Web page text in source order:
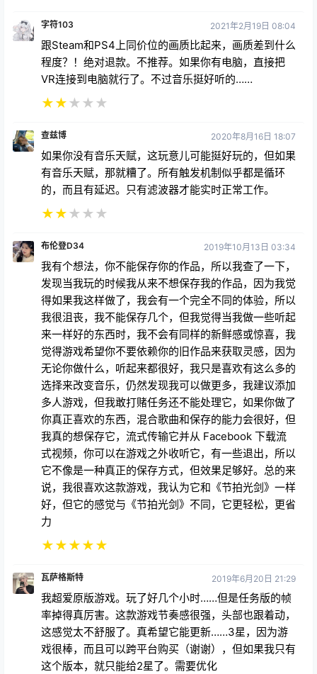
字符103 2021年2月19日 08:04
跟Steam和PS4上同价位的画质比起来，画质差到什么
程度？！绝对退款。不推荐。如果你有电脑，直接把
VR连接到电脑就行了。不过音乐挺好听的……
★★★ ★ ★
查兹博 2020年8月16日 18:07
如果你没有音乐天赋，这玩意儿可能挺好玩的，但如果
有音乐天赋，那就糟了。所有触发机制似乎都是循环
的，而且有延迟。只有滤波器才能实时正常工作。
★★★ ★ ★
布伦登D34 2019年10月13日 03:34
我有个想法，你不能保存你的作品，所以我查了一下，
发现当我玩的时候我从来不想保存我的作品，因为我觉
得如果我这样做了，我会有一个完全不同的体验，所以
我很沮丧，我不能保存几个，但我觉得当我做一些听起
来一样好的东西时，我不会有同样的新鲜感或惊喜，我
觉得游戏希望你不要依赖你的旧作品来获取灵感，因为
无论你做什么，听起来都很好，我只是喜欢有这么多的
选择来改变音乐，仍然发现我可以做更多，我建议添加
多人游戏，但我敢打赌任务还不能处理它，如果你做了
你真正喜欢的东西，混合歌曲和保存的能力会很好，但
我真的想保存它，流式传输它并从 Facebook 下载流
式视频，你可以在游戏之外收听它，有一些退出，所以
它不像是一种真正的保存方式，但效果足够好。总的来
说，我很喜欢这款游戏，我认为它和《节拍光剑》一样
好，但它的感觉与《节拍光剑》不同，它更轻松，更省
力
★★★★★
瓦萨格斯特 2019年6月20日 21:29
我超爱原版游戏。玩了好几个小时……但是任务版的帧
率掉得真厉害。这款游戏节奏感很强，头部也跟着动，
这感觉太不舒服了。真希望它能更新……3星，因为游
戏很棒，而且可以跨平台购买（谢谢），但如果我只有
这个版本，就只能给2星了。需要优化